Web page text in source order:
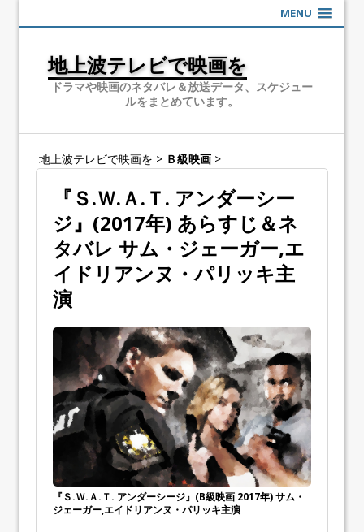
MENU
地上波テレビで映画を
ドラマや映画のネタバレ＆放送データ、スケジュー
ルをまとめています。
地上波テレビで映画を > Ｂ級映画 >
『Ｓ.Ｗ.Ａ.Ｔ. アンダーシー
ジ』(2017年) あらすじ＆ネ
タバレ サム・ジェーガー,エ
イドリアンヌ・パリッキ主
演
『Ｓ.Ｗ.Ａ.Ｔ. アンダーシージ』(B級映画 2017年) サム・
ジェーガー,エイドリアンヌ・パリッキ主演